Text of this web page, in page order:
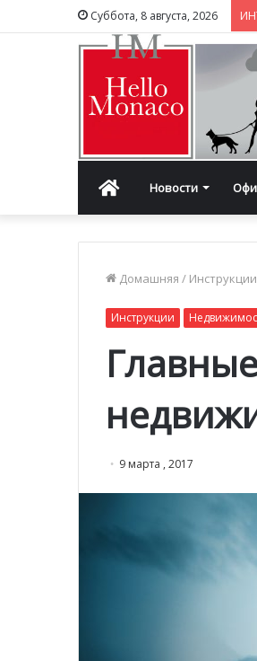
Суббота, 8 августа, 2026
ГлавнаяНовости
Домашняя / Инструкции
Инструкции
9 марта , 2017